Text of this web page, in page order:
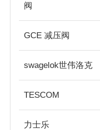
阀
GCE 减压阀
swagelok世伟洛克
TESCOM
力士乐